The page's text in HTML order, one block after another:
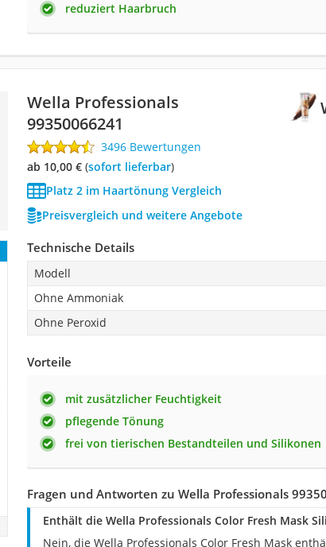
reduziert Haarbruch
Wella Professionals
99350066241
3496 Bewertungen
ab 10,00 €( Sofort lieferbar)
Platz 2 im Haartönung Vergleich
Preisvergleich und weitere Angebote
Technische Details
Modell
Ohne Ammoniak
Ohne Peroxid
Vorteile
mit zusätzlicher Feuchtigkeit
pflegende Tönung
frei von tierischen Bestandteilen und Silikonen
Fragen und Antworten zu Wella Professionals
Enthält die Wella Professionals Color Fresh Mask
Nein, die Wella Professionals Color Fresh Mask